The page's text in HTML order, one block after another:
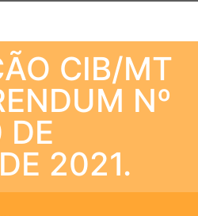
CIB/MT
Nº
2021.